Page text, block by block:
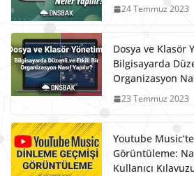
24 Temmuz 2023
Dosya ve Klasör
Bilgisayarda
Organizasyon
23 Temmuz 2023
Youtube
Görüntüleme:
Kullanıcı